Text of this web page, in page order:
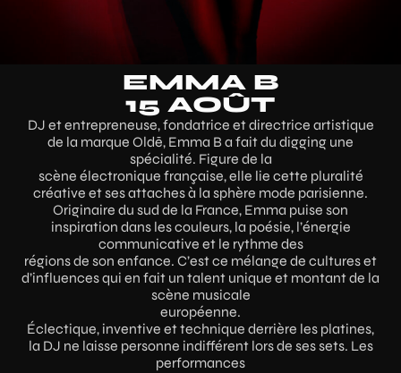
EMMA B
15 AOÛT
DJ et entrepreneuse, fondatrice et directrice artistique
de la marque Oldē, Emma B a fait du digging une
spécialité. Figure de la
scène électronique française, elle lie cette pluralité
créative et ses attaches à la sphère mode parisienne.
Originaire du sud de la France, Emma puise son
inspiration dans les couleurs, la poésie, l’énergie
communicative et le rythme des
régions de son enfance. C’est ce mélange de cultures et
d’influences qui en fait un talent unique et montant de la
scène musicale
européenne.
Éclectique, inventive et technique derrière les platines,
la DJ ne laisse personne indifférent lors de ses sets. Les
performances